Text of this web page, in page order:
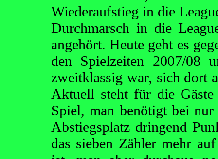
Wiederaufstieg in die
Durchmarsch in die
angehört. Heute geht es
den Spielzeiten 2007/08
zweitklassig war, sich dort
Aktuell steht für die
Spiel, man benötigt bei
Abstiegsplatz dringend
das sieben Zähler mehr